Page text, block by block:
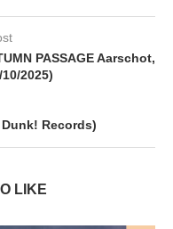
PASSAGE Aarschot,
2025)
Dunk! Records)
LIKE